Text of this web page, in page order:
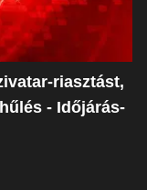
riasztást,
- Időjárás-